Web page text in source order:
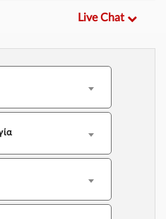
Live Chat